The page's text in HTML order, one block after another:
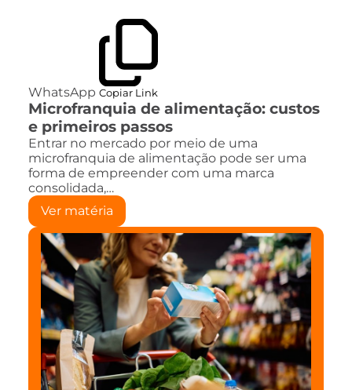
WhatsApp Copiar Link
Microfranquia de alimentação: custos
e primeiros passos
Entrar no mercado por meio de uma
microfranquia de alimentação pode ser uma
forma de empreender com uma marca
consolidada,…
Ver matéria